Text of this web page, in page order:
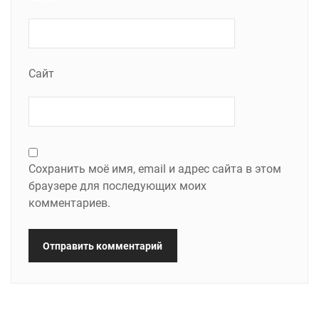
Сайт
Сохранить моё имя, email и адрес сайта в этом
браузере для последующих моих
комментариев.